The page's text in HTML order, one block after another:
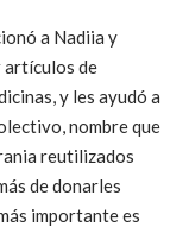
a Nadiia y
artículos de
y les ayudó a
nombre que
reutilizados
de donarles
importante es